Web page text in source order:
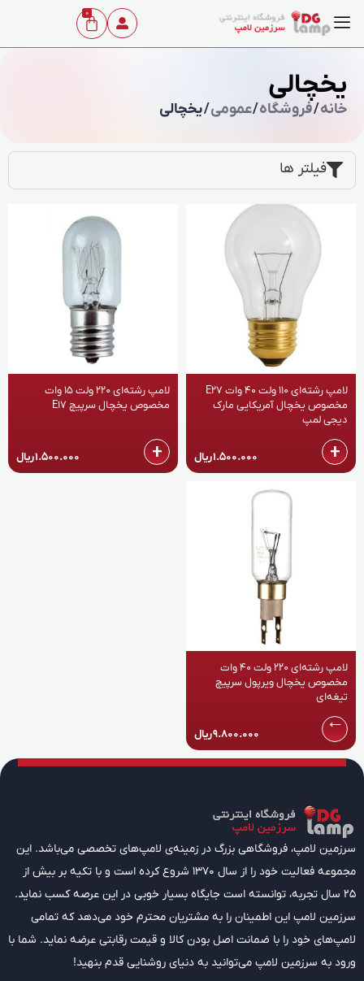
0
یخچالی
خانه/فروشگاه/عمومی/ یخچالی
فیلتر ها
لامپ رشته‌ای 110 ولت 40 وات E27
مخصوص یخچال آمریکایی مارک
دیجی لمپ
1.500.000ریال +
لامپ رشته‌ای 220 ولت 15 وات
مخصوص یخچال سرپیچ E17
1.500.000ریال +
لامپ رشته‌ای 220 ولت 40 وات
مخصوص یخچال ویرپول سرپیچ
تیغه‌ای
9.800.000ریال →
سرزمین لامپ، فروشگاهی بزرگ در زمینه‌ی لامپ‌های تخصصی می‌باشد. این
مجموعه فعالیت خود را از سال 1370 شروع کرده است و با تکیه بر بیش از
25 سال تجربه، توانسته است جایگاه بسیار خوبی در این عرصه کسب نماید.
سرزمین لامپ این اطمینان را به مشتریان محترم خود می‌دهد که تمامی
لامپ‌های خود را با ضمانت اصل بودن کالا و قیمت رقابتی عرضه نماید. شما با
ورود به سرزمین لامپ می‌توانید به دنیای روشنایی قدم بنهید!